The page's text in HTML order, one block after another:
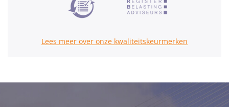
Lees meer over onze kwaliteitskeurmerken